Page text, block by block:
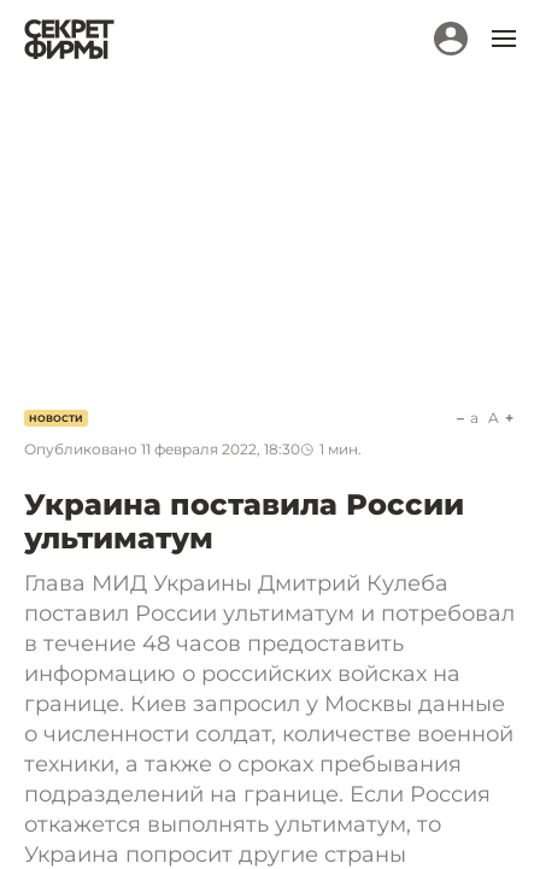
НОВОСТИ
Опубликовано 11 февраля 2022, 18:30 1 мин.
a A
Украина поставила России
ультиматум
Глава МИД Украины Дмитрий Кулеба
поставил России ультиматум и потребовал
в течение 48 часов предоставить
информацию о российских войсках на
границе. Киев запросил у Москвы данные
о численности солдат, количестве военной
техники, а также о сроках пребывания
подразделений на границе. Если Россия
откажется выполнять ультиматум, то
Украина попросит другие страны